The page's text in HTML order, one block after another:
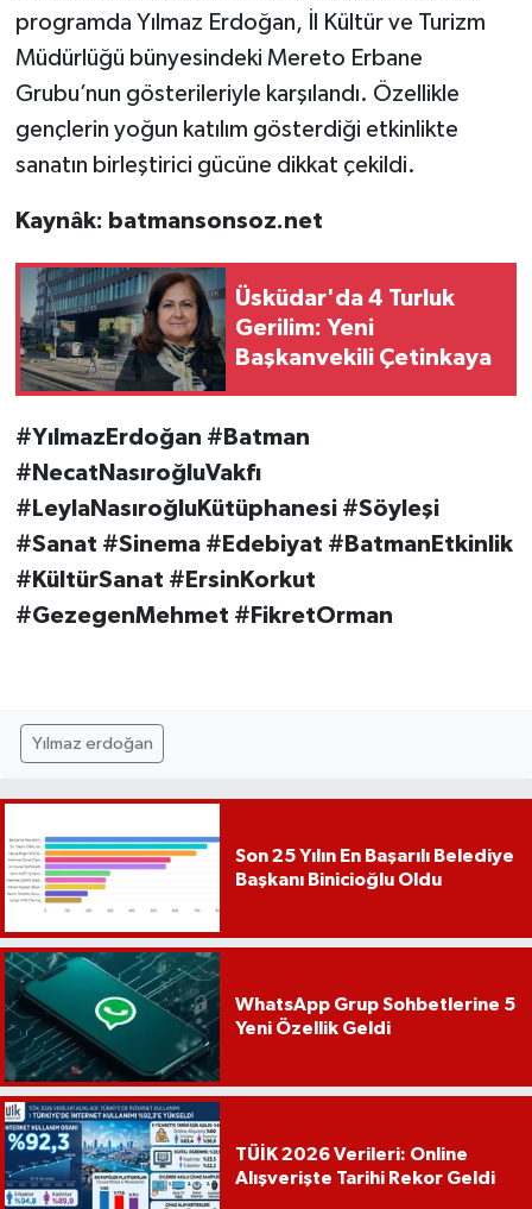
programda Yılmaz Erdoğan, İl Kültür ve Turizm
Müdürlüğü bünyesindeki Mereto Erbane
Grubu’nun gösterileriyle karşılandı. Özellikle
gençlerin yoğun katılım gösterdiği etkinlikte
sanatın birleştirici gücüne dikkat çekildi.
Kaynâk: batmansonsoz.net
Üsküdar'da 4 Turluk
Gerilim: Yeni
Başkanvekili Çetinkaya
#YılmazErdoğan #Batman
#NecatNasıroğluVakfı
#LeylaNasıroğluKütüphanesi #Söyleşi
#Sanat #Sinema #Edebiyat #BatmanEtkinlik
#KültürSanat #ErsinKorkut
#GezegenMehmet #FikretOrman
Yılmaz erdoğan
Son 25 Yılın En Başarılı Belediye
Başkanı Binicioğlu Oldu
WhatsApp Grup Sohbetlerine 5
Yeni Özellik Geldi
TÜİK 2026 Verileri: Online
Alışverişte Tarihi Rekor Geldi